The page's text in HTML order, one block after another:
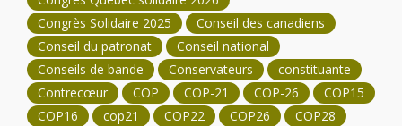
Congrès Solidaire 2025
Conseil des canadiens
Conseil du patronat
Conseil national
Conseils de bande
Conservateurs
constituante
Contrecœur
COP COP-21 COP-26
COP15
COP16
cop21 COP22 COP26
COP28